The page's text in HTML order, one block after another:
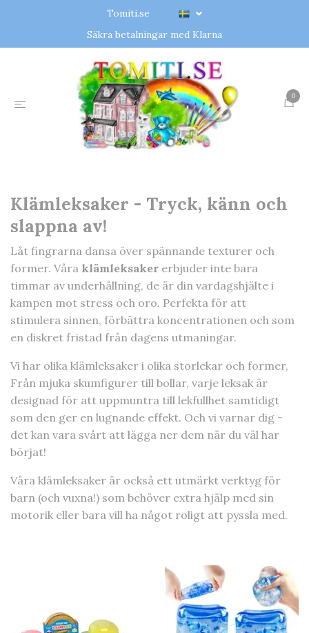
Tomiti.se
Säkra betalningar med Klarna
0
Klämleksaker - Tryck, känn och
slappna av!
Låt fingrarna dansa över spännande texturer och
former. Våra klämleksaker erbjuder inte bara
timmar av underhållning, de är din vardagshjälte i
kampen mot stress och oro. Perfekta för att
stimulera sinnen, förbättra koncentrationen och som
en diskret fristad från dagens utmaningar.
Vi har olika klämleksaker i olika storlekar och former,
Från mjuka skumfigurer till bollar, varje leksak är
designad för att uppmuntra till lekfullhet samtidigt
som den ger en lugnande effekt. Och vi varnar dig -
det kan vara svårt att lägga ner dem när du väl har
börjat!
Våra klämleksaker är också ett utmärkt verktyg för
barn (och vuxna!) som behöver extra hjälp med sin
motorik eller bara vill ha något roligt att pyssla med.